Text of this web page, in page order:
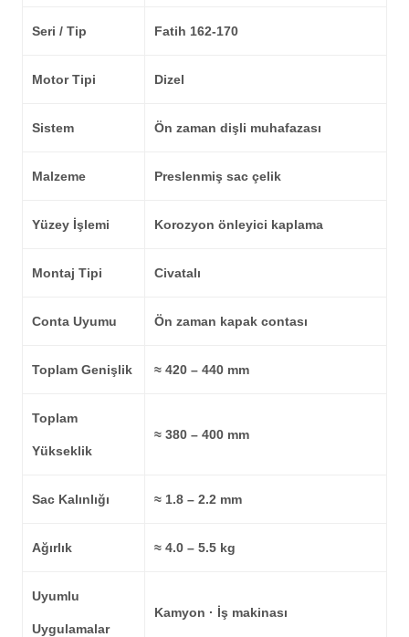
Seri / Tip Fatih 162-170
Motor Tipi Dizel
Sistem Ön zaman dişli muhafazası
Malzeme Preslenmiş sac çelik
Yüzey İşlemi Korozyon önleyici kaplama
Montaj Tipi Civatalı
Conta Uyumu Ön zaman kapak contası
Toplam Genişlik ≈ 420 – 440 mm
Toplam
Yükseklik
≈ 380 – 400 mm
Sac Kalınlığı ≈ 1.8 – 2.2 mm
Ağırlık ≈ 4.0 – 5.5 kg
Uyumlu
Uygulamalar
Kamyon · İş makinası